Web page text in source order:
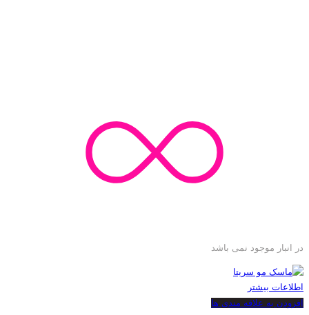
در انبار موجود نمی باشد
اطلاعات بیشتر
افزودن به علاقه مندی ها